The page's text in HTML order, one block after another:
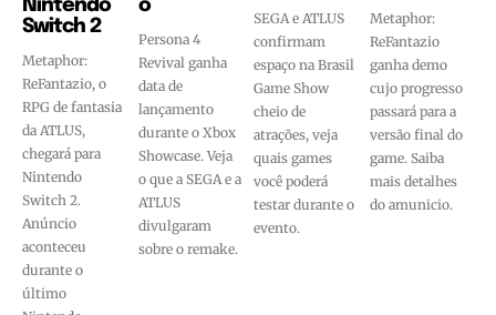
Nintendo
Switch 2
Metaphor:
ReFantazio, o
RPG de fantasia
da ATLUS,
chegará para
Nintendo
Switch 2.
Anúncio
aconteceu
durante o
último
o
Persona 4
Revival ganha
data de
lançamento
durante o Xbox
Showcase. Veja
o que a SEGA e a
ATLUS
divulgaram
sobre o remake.
SEGA e ATLUS
confirmam
espaço na Brasil
Game Show
cheio de
atrações, veja
quais games
você poderá
testar durante o
evento.
Metaphor:
ReFantazio
ganha demo
cujo progresso
passará para a
versão final do
game. Saiba
mais detalhes
do amunicio.